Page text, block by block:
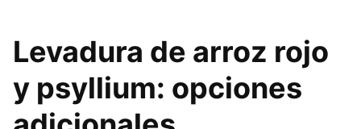
Levadura de arroz rojo
y psyllium: opciones